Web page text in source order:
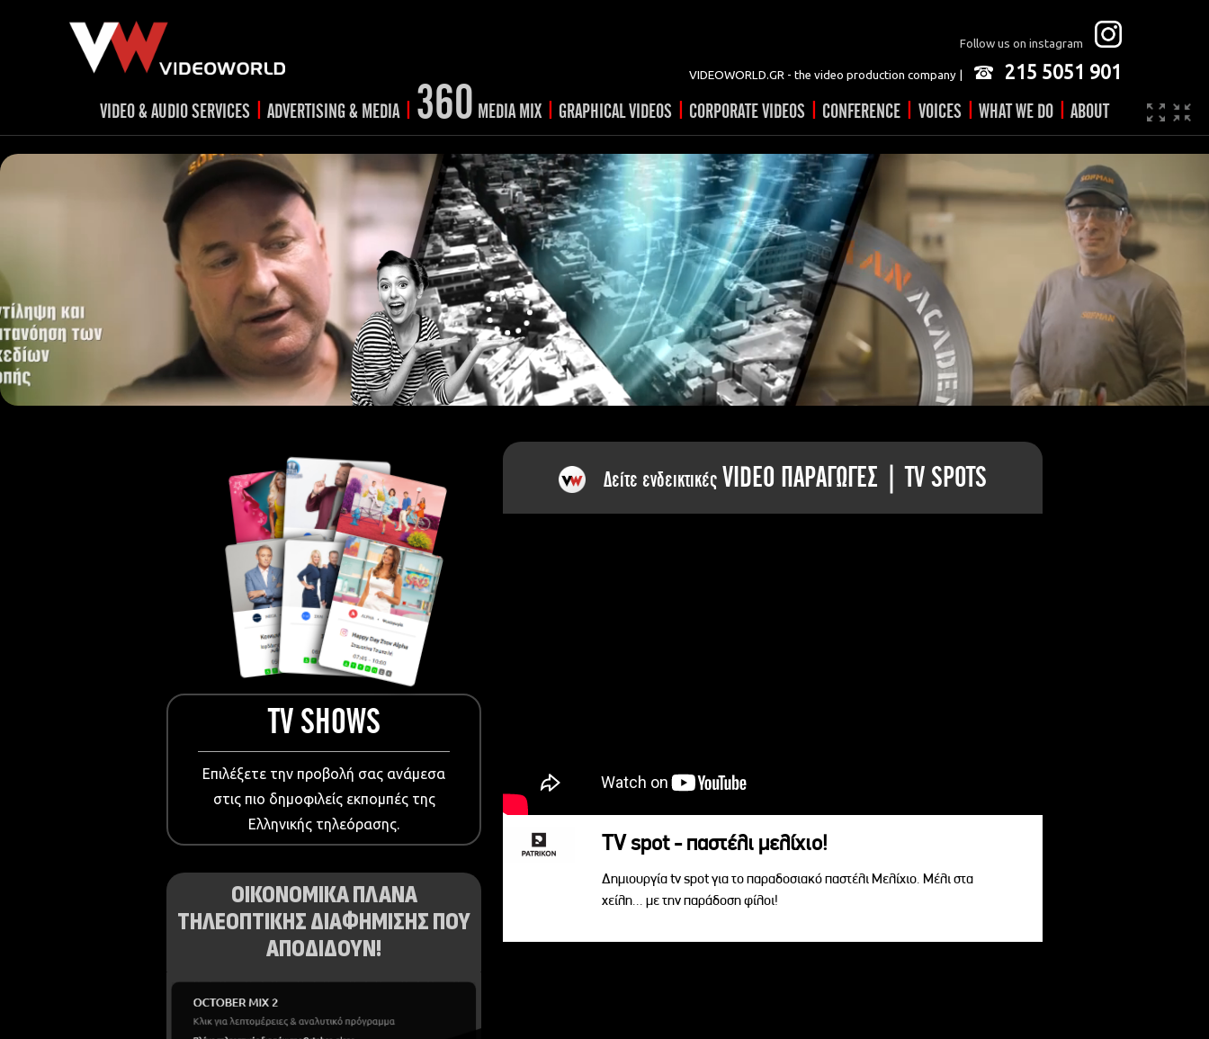
Follow us on instagram
VIDEOWORLD.GR - the video production company | 215 5051 901
VIDEO & AUDIO SERVICES
TV spots
RADIO spots
Post production
Corporate videos
Trailer & Σήματα εκπομπών
Cultural videos
video applications for museums,
archeological sites & exhibitions
Product presentations
Documentary
Events & Conference
Dissemination material
Medical & Pharmaceutical
VIDEO Projections
Kids content
| ADVERTISING & MEDIA
RADIOadvertising
TVadvertising
Social Mediavideo shorts
Creative Prints
Outdoor advertising
Media planning & mix
Visual material
European Media
| 360 MEDIA MIX | GRAPHICAL VIDEOS | CORPORATE VIDEOS | CONFERENCE | VOICES | WHAT WE DO | ABOUT
Company
JOBS
Video made easy
Contact
TV SHOWS
Επιλέξετε την προβολή σας ανάμεσα
στις πιο δημοφιλείς εκπομπές της
Ελληνικής τηλεόρασης.
ΟΙΚΟΝΟΜΙΚΑ ΠΛΑΝΑ
ΤΗΛΕΟΠΤΙΚΗΣ ΔΙΑΦΗΜΙΣΗΣ ΠΟΥ
ΑΠΟΔΙΔΟΥΝ!
Δείτε ενδεικτικές VIDEO ΠΑΡΑΓΩΓΕΣ | TV SPOTS
TV spot - παστέλι μελίχιο!
Δημιουργία tv spot για το παραδοσιακό παστέλι Μελίχιο. Μέλι στα
χείλη... με την παράδοση φίλοι!